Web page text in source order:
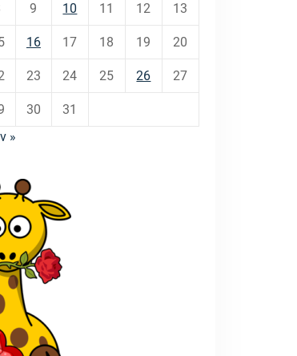
9 10 11 12 13
16 17 18 19 20
23 24 25 26 27
30
31
»